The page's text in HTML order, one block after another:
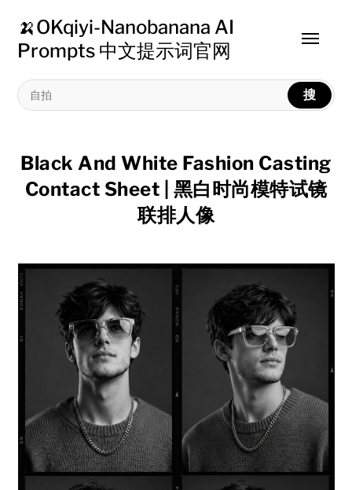
🍌OKqiyi-Nanobanana AI
Prompts 中文提示词官网
搜
Toggle
Black And White Fashion Casting
Contact Sheet | 黑白时尚模特试镜
联排人像